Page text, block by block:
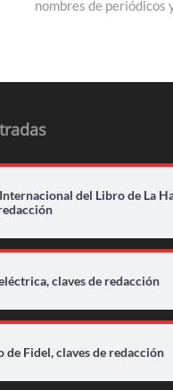
siguiente:
nombres de periódicos
del Libro de La
claves de redacción
de Fidel, claves de redacción